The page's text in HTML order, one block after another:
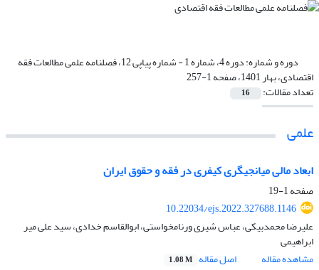
دوره و شماره: دوره 4، شماره 1 - شماره پیاپی 12، فصلنامه علمی مطالعات فقه
اقتصادی، بهار 1401، صفحه 1-257
تعداد مقالات: 16
علمی
ابعاد مالی میانجیگری کیفری در فقه و حقوق ایران
صفحه1-19
10.22034/ejs.2022.327688.1146
علیرضا محمدبیکی، عباس شیری ورنامخواستی، ابوالقاسم خدادی، سید علی میر
ابراهیمی
مشاهده مقاله
اصل مقاله 1.08 M